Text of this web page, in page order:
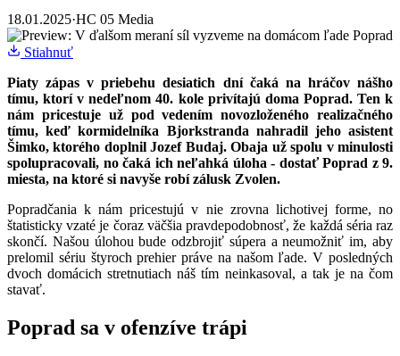
18.01.2025·HC 05 Media
Stiahnuť
Piaty zápas v priebehu desiatich dní čaká na hráčov nášho
tímu, ktorí v nedeľnom 40. kole privítajú doma Poprad. Ten k
nám pricestuje už pod vedením novozloženého realizačného
tímu, keď kormidelníka Bjorkstranda nahradil jeho asistent
Šimko, ktorého doplnil Jozef Budaj. Obaja už spolu v minulosti
spolupracovali, no čaká ich neľahká úloha - dostať Poprad z 9.
miesta, na ktoré si navyše robí zálusk Zvolen.
Popradčania k nám pricestujú v nie zrovna lichotivej forme, no
štatisticky vzaté je čoraz väčšia pravdepodobnosť, že každá séria raz
skončí. Našou úlohou bude odzbrojiť súpera a neumožniť im, aby
prelomil sériu štyroch prehier práve na našom ľade. V posledných
dvoch domácich stretnutiach náš tím neinkasoval, a tak je na čom
stavať.
Poprad sa v ofenzíve trápi